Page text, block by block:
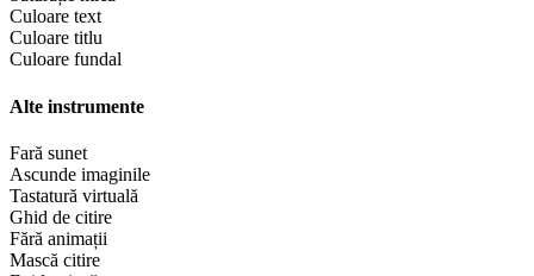
Culoare text
Culoare titlu
Culoare fundal
Alte instrumente
Fară sunet
Ascunde imaginile
Tastatură virtuală
Ghid de citire
Fără animații
Mască citire